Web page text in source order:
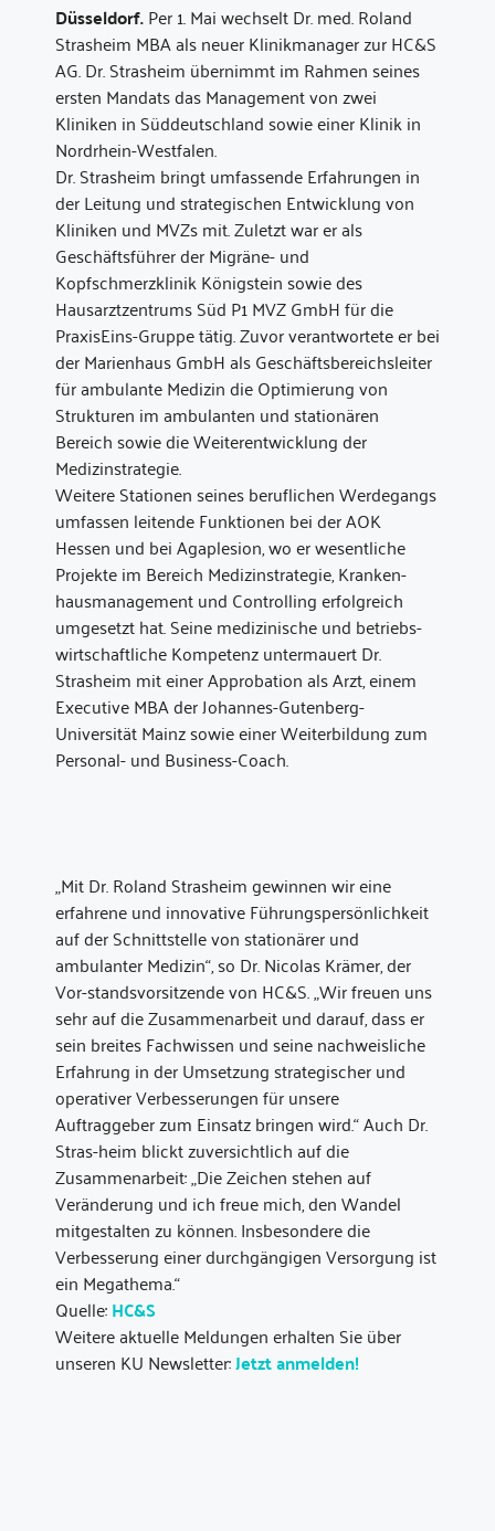
Düsseldorf.Per 1. Mai wechselt Dr. med. Roland
Strasheim MBA als neuer Klinikmanager zur HC&S
AG. Dr. Strasheim übernimmt im Rahmen seines
ersten Mandats das Management von zwei
Kliniken in Süddeutschland sowie einer Klinik in
Nordrhein-Westfalen.
Dr. Strasheim bringt umfassende Erfahrungen in
der Leitung und strategischen Entwicklung von
Kliniken und MVZs mit. Zuletzt war er als
Geschäftsführer der Migräne- und
Kopfschmerzklinik Königstein sowie des
Hausarztzentrums Süd P1 MVZ GmbH für die
PraxisEins-Gruppe tätig. Zuvor verantwortete er bei
der Marienhaus GmbH als Geschäftsbereichsleiter
für ambulante Medizin die Optimierung von
Strukturen im ambulanten und stationären
Bereich sowie die Weiterentwicklung der
Medizinstrategie.
Weitere Stationen seines beruflichen Werdegangs
umfassen leitende Funktionen bei der AOK
Hessen und bei Agaplesion, wo er wesentliche
Projekte im Bereich Medizinstrategie, Kranken-
hausmanagement und Controlling erfolgreich
umgesetzt hat. Seine medizinische und betriebs-
wirtschaftliche Kompetenz untermauert Dr.
Strasheim mit einer Approbation als Arzt, einem
Executive MBA der Johannes-Gutenberg-
Universität Mainz sowie einer Weiterbildung zum
Personal- und Business-Coach.
„Mit Dr. Roland Strasheim gewinnen wir eine
erfahrene und innovative Führungspersönlichkeit
auf der Schnittstelle von stationärer und
ambulanter Medizin“, so Dr. Nicolas Krämer, der
Vor-standsvorsitzende von HC&S. „Wir freuen uns
sehr auf die Zusammenarbeit und darauf, dass er
sein breites Fachwissen und seine nachweisliche
Erfahrung in der Umsetzung strategischer und
operativer Verbesserungen für unsere
Auftraggeber zum Einsatz bringen wird.“ Auch Dr.
Stras-heim blickt zuversichtlich auf die
Zusammenarbeit: „Die Zeichen stehen auf
Veränderung und ich freue mich, den Wandel
mitgestalten zu können. Insbesondere die
Verbesserung einer durchgängigen Versorgung ist
ein Megathema.“
Quelle:HC&S
Weitere aktuelle Meldungen erhalten Sie über
unseren KU Newsletter:Jetzt anmelden!